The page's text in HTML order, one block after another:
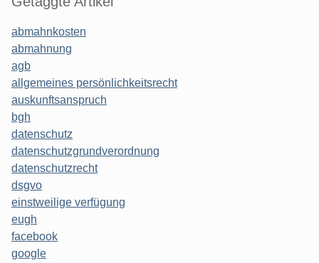
abmahnkosten
abmahnung
agb
allgemeines persönlichkeitsrecht
auskunftsanspruch
bgh
datenschutz
datenschutzgrundverordnung
datenschutzrecht
dsgvo
einstweilige verfügung
eugh
facebook
google